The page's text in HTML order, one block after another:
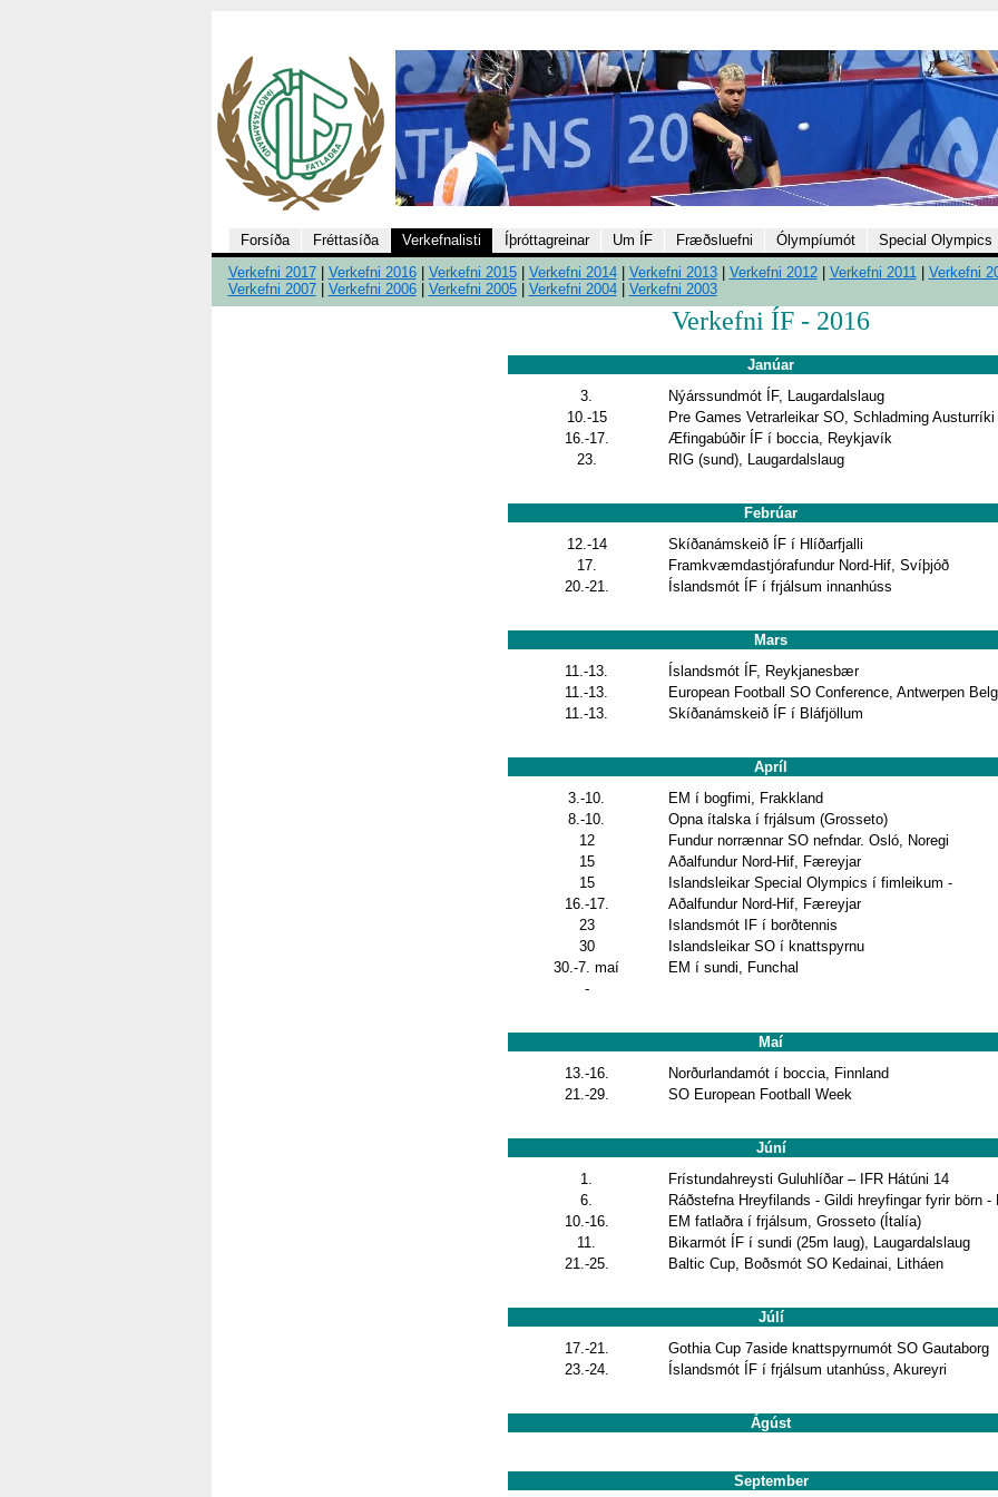
Forsíða Fréttasíða Verkefnalisti Íþróttagreinar Um ÍF Fræðsluefni Ólympíumót
Special Olympics
Verkefni 2017| Verkefni 2016| Verkefni 2015| Verkefni 2014| Verkefni 2013| Verkefni 2012| Verkefni 2011| Verkefni
Verkefni 2007| Verkefni 2006| Verkefni 2005| Verkefni 2004| Verkefni 2003
Verkefni ÍF - 2016
Janúar
3.
10.-15
16.-17.
23.
Nýárssundmót ÍF, Laugardalslaug
Pre Games Vetrarleikar SO, Schladming Austurríki
Æfingabúðir ÍF í boccia, Reykjavík
RIG (sund), Laugardalslaug
Febrúar
12.-14
17.
20.-21.
Skíðanámskeið ÍF í Hlíðarfjalli
Framkvæmdastjórafundur Nord-Hif, Svíþjóð
Íslandsmót ÍF í frjálsum innanhúss
Mars
11.-13.
11.-13.
11.-13.
Íslandsmót ÍF, Reykjanesbær
European Football SO Conference, Antwerpen
Skíðanámskeið ÍF í Bláfjöllum
Apríl
3.-10.
8.-10.
12
15
15
16.-17.
23
30
30.-7. maí
-
EM í bogfimi, Frakkland
Opna ítalska í frjálsum (Grosseto)
Fundur norrænnar SO nefndar. Osló, Noregi
Aðalfundur Nord-Hif, Færeyjar
Islandsleikar Special Olympics í fimleikum -
Aðalfundur Nord-Hif, Færeyjar
Islandsmót IF í borðtennis
Islandsleikar SO í knattspyrnu
EM í sundi, Funchal
Maí
13.-16.
21.-29.
Norðurlandamót í boccia, Finnland
SO European Football Week
Júní
1.
6.
10.-16.
11.
21.-25.
Frístundahreysti Guluhlíðar – IFR Hátúni 14
Ráðstefna Hreyfilands - Gildi hreyfingar fyrir börn -
EM fatlaðra í frjálsum, Grosseto (Ítalía)
Bikarmót ÍF í sundi (25m laug), Laugardalslaug
Baltic Cup, Boðsmót SO Kedainai, Litháen
Júlí
17.-21.
23.-24.
Gothia Cup 7aside knattspyrnumót SO Gautaborg
Íslandsmót ÍF í frjálsum utanhúss, Akureyri
Ágúst
September